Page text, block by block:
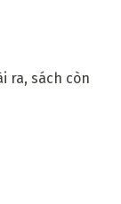
ra, sách còn